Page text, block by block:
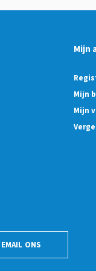
Mijn
Mijn
Mijn
EMAIL ONS